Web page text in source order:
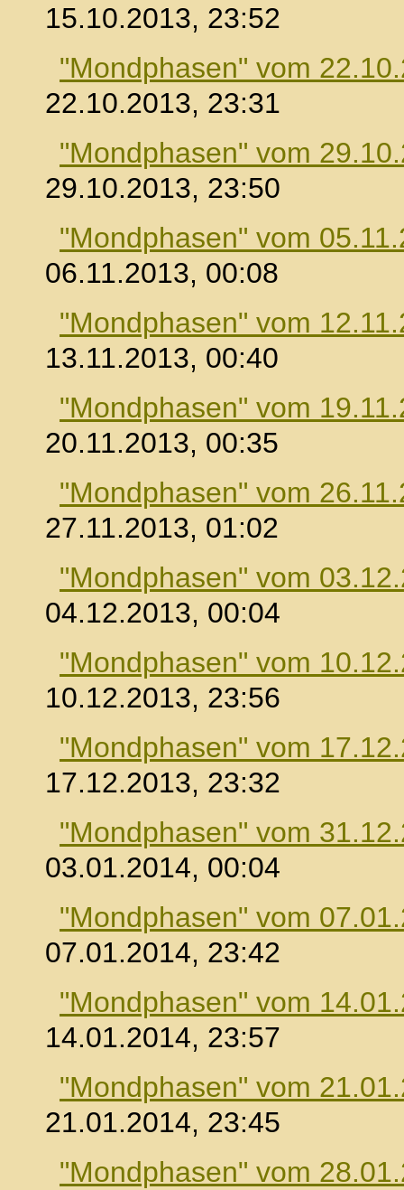
15.10.2013, 23:52
"Mondphasen" vom
22.10.2013, 23:31
"Mondphasen" vom
29.10.2013, 23:50
"Mondphasen" vom
06.11.2013, 00:08
"Mondphasen" vom
13.11.2013, 00:40
"Mondphasen" vom
20.11.2013, 00:35
"Mondphasen" vom
27.11.2013, 01:02
"Mondphasen" vom
04.12.2013, 00:04
"Mondphasen" vom
10.12.2013, 23:56
"Mondphasen" vom
17.12.2013, 23:32
"Mondphasen" vom
03.01.2014, 00:04
"Mondphasen" vom
07.01.2014, 23:42
"Mondphasen" vom
14.01.2014, 23:57
"Mondphasen" vom
21.01.2014, 23:45
"Mondphasen" vom